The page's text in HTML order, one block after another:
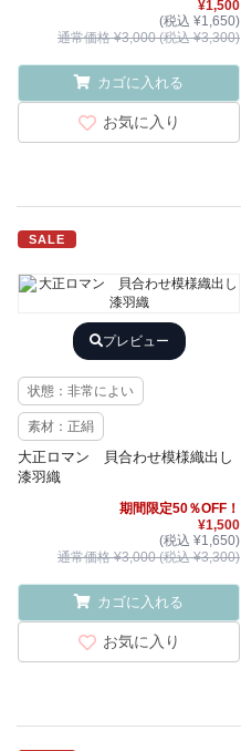
¥1,500
(税込 ¥1,650)
通常価格 ¥3,000 (税込 ¥3,300)
カゴに入れる
お気に入り
SALE
プレビュー
状態：非常によい
素材：正絹
大正ロマン 貝合わせ模様織出し
漆羽織
期間限定50％OFF！
¥1,500
(税込 ¥1,650)
通常価格 ¥3,000 (税込 ¥3,300)
カゴに入れる
お気に入り